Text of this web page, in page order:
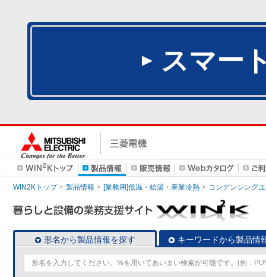
スマー
WIN2Kトップ 製品情報 [業務用]低温・給湯・産業冷熱 コンデンシング
形名から製品情報を探す キーワードから製品情